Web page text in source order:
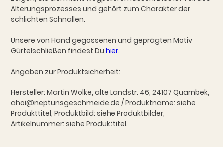
Alterungsprozesses und gehört zum Charakter der
schlichten Schnallen.
Unsere von Hand gegossenen und geprägten Motiv
Gürtelschließen findest Duhier.
Angaben zur Produktsicherheit:
Hersteller: Martin Wolke, alte Landstr. 46, 24107 Quarnbek,
ahoi@neptunsgeschmeide.de / Produktname: siehe
Produkttitel, Produktbild: siehe Produktbilder,
Artikelnummer: siehe Produkttitel.